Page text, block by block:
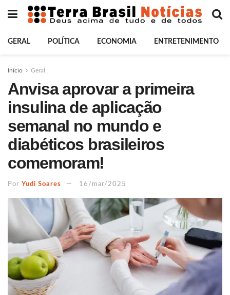
GERAL POLÍTICA ECONOMIA ENTRETENIMENTO
Início Geral
Anvisa aprovar a primeira
insulina de aplicação
semanal no mundo e
diabéticos brasileiros
comemoram!
Por Yudi Soares 16/mar/2025